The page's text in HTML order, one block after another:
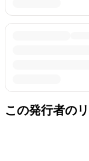
この発行者の